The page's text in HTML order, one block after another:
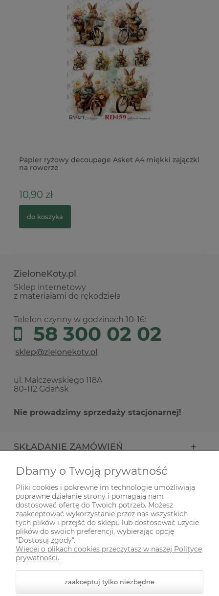
Papier ryżowy decoupage Asket A4 miękki zajączki
na rowerze
10,90 zł
do koszyka
ZieloneKoty.pl
Sklep internetowy
z materiałami do rękodzieła
Telefon czynny w godzinach 10-16:
58 300 02 02
ul. Malczewskiego 118A
80-112 Gdańsk
Nie prowadzimy sprzedaży stacjonarnej!
SKŁADANIE ZAMÓWIEŃ
INFORMACJE
ODWIEDŹ NAS NA
Dbamy o Twoją prywatność
Pliki cookies i pokrewne im technologie umożliwiają
poprawne działanie strony i pomagają nam
dostosować ofertę do Twoich potrzeb. Możesz
zaakceptować wykorzystanie przez nas wszystkich
tych plików i przejść do sklepu lub dostosować użycie
plików do swoich preferencji, wybierając opcję
"Dostosuj zgody".
Więcej o plikach cookies przeczytasz w naszej Polityce
prywatności.
zaakceptuj tylko niezbędne